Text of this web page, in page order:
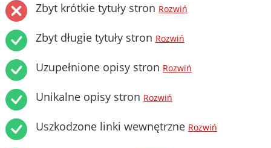
Zbyt krótkie tytuły stron Rozwiń
Zbyt długie tytuły stron Rozwiń
Uzupełnione opisy stron Rozwiń
Unikalne opisy stron Rozwiń
Uszkodzone linki wewnętrzne Rozwiń